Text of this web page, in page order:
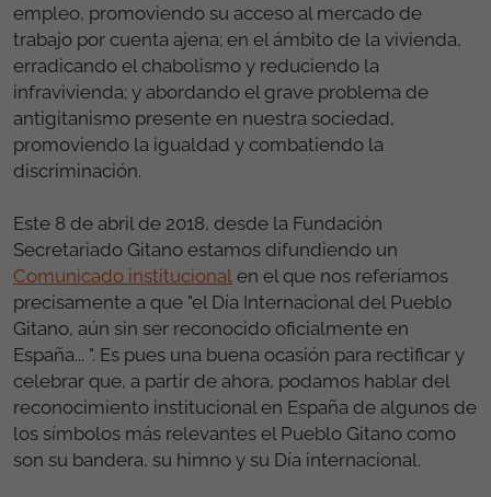
empleo, promoviendo su acceso al mercado de
trabajo por cuenta ajena; en el ámbito de la vivienda,
erradicando el chabolismo y reduciendo la
infravivienda; y abordando el grave problema de
antigitanismo presente en nuestra sociedad,
promoviendo la igualdad y combatiendo la
discriminación.
Este 8 de abril de 2018, desde la Fundación
Secretariado Gitano estamos difundiendo un
Comunicado institucional en el que nos referíamos
precisamente a que "el Día Internacional del Pueblo
Gitano, aún sin ser reconocido oficialmente en
España... ". Es pues una buena ocasión para rectificar y
celebrar que, a partir de ahora, podamos hablar del
reconocimiento institucional en España de algunos de
los símbolos más relevantes el Pueblo Gitano como
son su bandera, su himno y su Día internacional.